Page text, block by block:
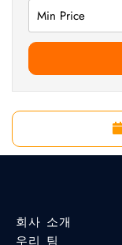
Min Price
회사 소개
우리 팀